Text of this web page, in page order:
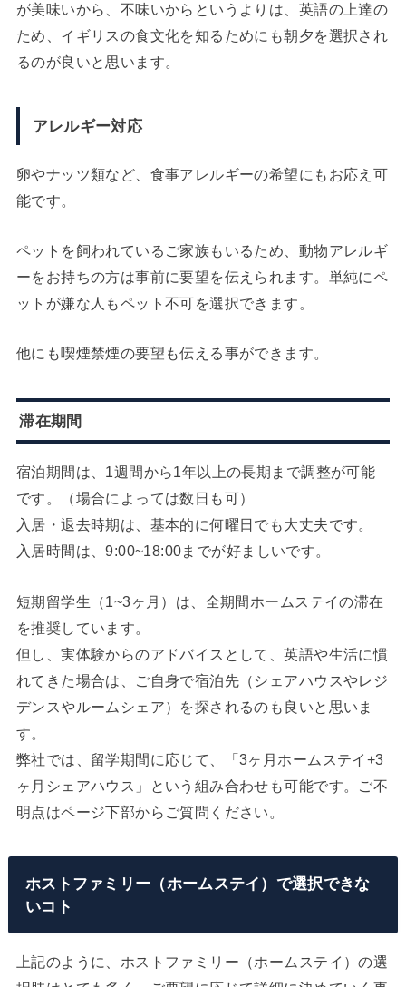
が美味いから、不味いからというよりは、英語の上達の
ため、イギリスの食文化を知るためにも朝夕を選択され
るのが良いと思います。
アレルギー対応
卵やナッツ類など、食事アレルギーの希望にもお応え可
能です。
ペットを飼われているご家族もいるため、動物アレルギ
ーをお持ちの方は事前に要望を伝えられます。単純にペ
ットが嫌な人もペット不可を選択できます。
他にも喫煙禁煙の要望も伝える事ができます。
滞在期間
宿泊期間は、1週間から1年以上の長期まで調整が可能
です。（場合によっては数日も可）
入居・退去時期は、基本的に何曜日でも大丈夫です。
入居時間は、9:00~18:00までが好ましいです。
短期留学生（1~3ヶ月）は、全期間ホームステイの滞在
を推奨しています。
但し、実体験からのアドバイスとして、英語や生活に慣
れてきた場合は、ご自身で宿泊先（シェアハウスやレジ
デンスやルームシェア）を探されるのも良いと思いま
す。
弊社では、留学期間に応じて、「3ヶ月ホームステイ+3
ヶ月シェアハウス」という組み合わせも可能です。ご不
明点はページ下部からご質問ください。
ホストファミリー（ホームステイ）で選択できな
いコト
上記のように、ホストファミリー（ホームステイ）の選